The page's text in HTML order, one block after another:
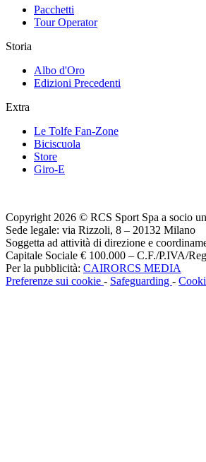
Pacchetti
Tour Operator
Storia
Albo d'Oro
Edizioni Precedenti
Extra
Le Tolfe Fan-Zone
Biciscuola
Store
Giro-E
Copyright 2026 © RCS Sport Spa a socio
Sede legale: via Rizzoli, 8 – 20132 Milano
Soggetta ad attività di direzione e
Capitale Sociale € 100.000 – C.F./P.IVA/
Per la pubblicità: CAIRORCS MEDIA
Preferenze sui cookie - Safeguarding -